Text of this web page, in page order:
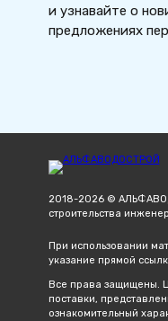
и узнавайте о
предложениях
2018-2026 ©
строительства
При использовании
указание прямой
Все права защищены.
поставки,
ознакомительный